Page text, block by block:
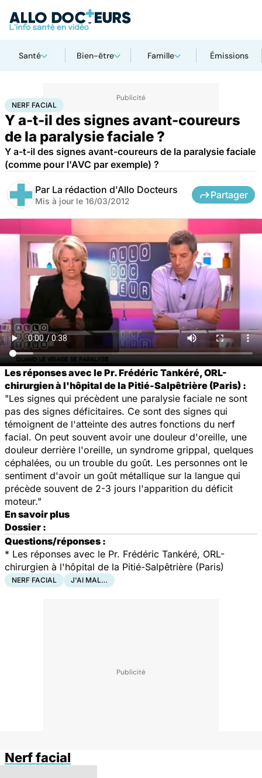
Santé Bien-être Famille Émissions
AccueilSantéMaladies
NERF FACIAL
Y a-t-il des signes avant-coureurs
de la paralysie faciale ?
Y a-t-il des signes avant-coureurs de la paralysie faciale
(comme pour l'AVC par exemple) ?
Par La rédaction d'Allo Docteurs
Mis à jour le 16/03/2012
Partager
Les réponses avec le Pr. Frédéric Tankéré, ORL-
chirurgien à l'hôpital de la Pitié-Salpêtrière (Paris) :
"Les signes qui précèdent une paralysie faciale ne sont
pas des signes déficitaires. Ce sont des signes qui
témoignent de l'atteinte des autres fonctions du nerf
facial. On peut souvent avoir une douleur d'oreille, une
douleur derrière l'oreille, un syndrome grippal, quelques
céphalées, ou un trouble du goût. Les personnes ont le
sentiment d'avoir un goût métallique sur la langue qui
précède souvent de 2-3 jours l'apparition du déficit
moteur."
En savoir plus
Dossier :
Questions/réponses :
* Les réponses avec le Pr. Frédéric Tankéré, ORL-
chirurgien à l'hôpital de la Pitié-Salpêtrière (Paris)
NERF FACIAL J'AI MAL…
Nerf facial